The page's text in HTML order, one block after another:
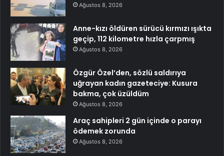
Ağustos 8, 2026
Anne-kızı öldüren sürücü kırmızı ışıkta
geçip, 112 kilometre hızla çarpmış
Ağustos 8, 2026
Özgür Özel’den, sözlü saldırıya
uğrayan kadın gazeteciye: Kusura
bakma, çok üzüldüm
Ağustos 8, 2026
Araç sahipleri 2 gün içinde o parayı
ödemek zorunda
Ağustos 8, 2026